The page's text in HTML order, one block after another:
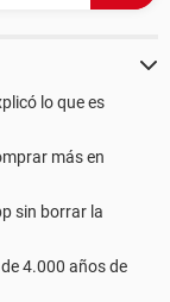
lo que es
más en
sin borrar la
4.000 años de